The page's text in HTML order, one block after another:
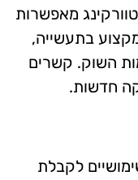
מאפשרות
בתעשייה,
השוק. קשרים
חדשות.
לקבלת